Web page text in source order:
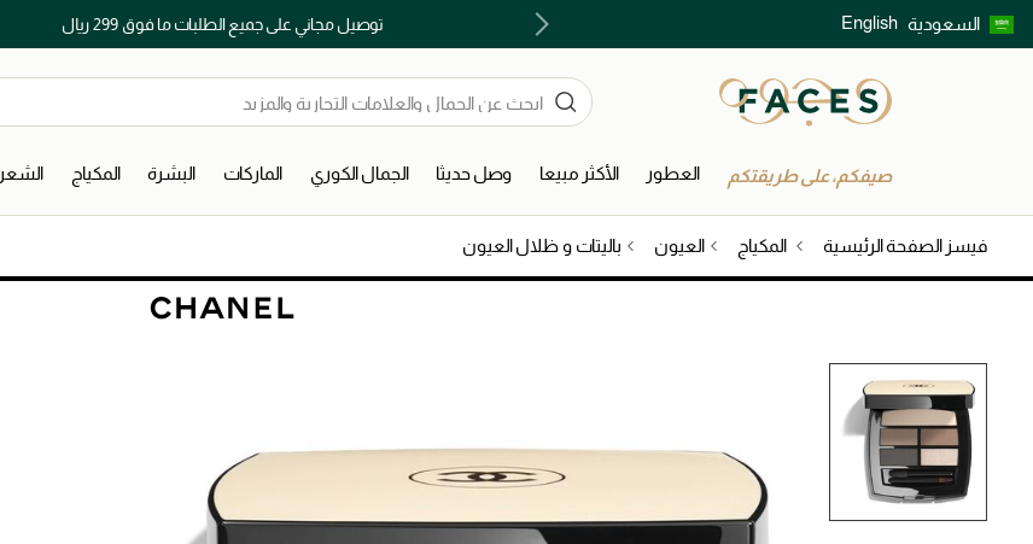
السعودية English توصيل مجاني على جميع الطلبات ما فوق 299 ريال اكتشفوا خدمات الجمال المختارة بعناية
صيفكم، على طريقتكم العطور الأكثر مبيعا وصل حديثا الجمال الكوري الماركات البشرة المكياج الشعر
فيسز الصفحة الرئيسية المكياج العيون باليتات و ظلال العيون